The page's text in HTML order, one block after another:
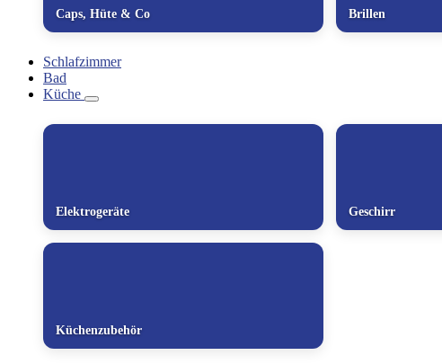
Caps, Hüte & Co Brillen
Schlafzimmer
Bad
Küche
Elektrogeräte Geschirr
Küchenzubehör